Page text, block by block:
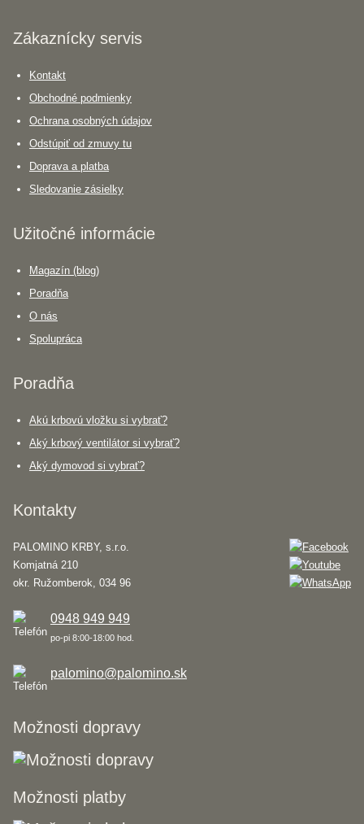
Zákaznícky servis
Kontakt
Obchodné podmienky
Ochrana osobných údajov
Odstúpiť od zmuvy tu
Doprava a platba
Sledovanie zásielky
Užitočné informácie
Magazín (blog)
Poradňa
O nás
Spolupráca
Poradňa
Akú krbovú vložku si vybrať?
Aký krbový ventilátor si vybrať?
Aký dymovod si vybrať?
Kontakty
PALOMINO KRBY, s.r.o.
Komjatná 210
okr. Ružomberok, 034 96
0948 949 949
po-pi 8:00-18:00 hod.
palomino@palomino.sk
Možnosti dopravy
Možnosti platby